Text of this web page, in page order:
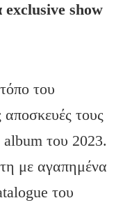
exclusive show
του
αποσκευές τους
album του 2023.
με αγαπημένα
του